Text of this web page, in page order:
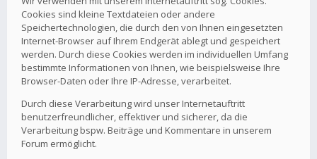
Cookies sind kleine Textdateien oder andere
Speichertechnologien, die durch den von Ihnen eingesetzten
Internet-Browser auf Ihrem Endgerät ablegt und gespeichert
werden. Durch diese Cookies werden im individuellen Umfang
bestimmte Informationen von Ihnen, wie beispielsweise Ihre
Browser-Daten oder Ihre IP-Adresse, verarbeitet.
Durch diese Verarbeitung wird unser Internetauftritt
benutzerfreundlicher, effektiver und sicherer, da die
Verarbeitung bspw. Beiträge und Kommentare in unserem
Forum ermöglicht.